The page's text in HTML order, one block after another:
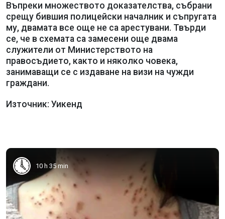
Въпреки множеството доказателства, събрани
срещу бившия полицейски началник и съпругата
му, двамата все още не са арестувани. Твърди
се, че в схемата са замесени още двама
служители от Министерството на
правосъдието, както и няколко човека,
занимаващи се с издаване на визи на чужди
граждани.
Източник: Уикенд
10 h 35 min